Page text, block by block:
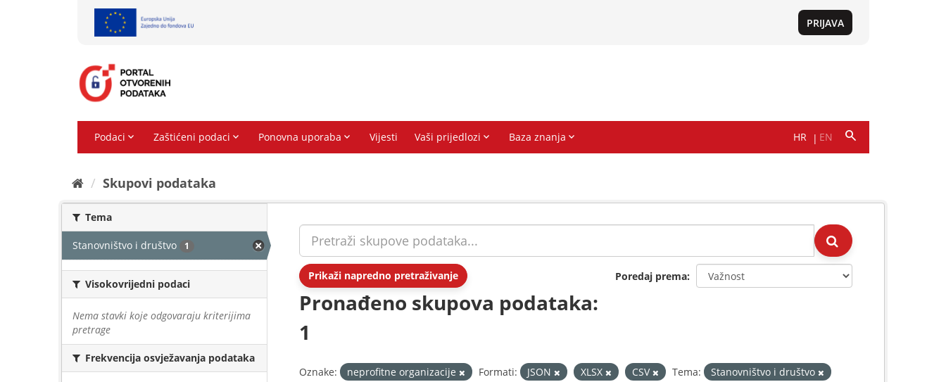
Skupovi podаtаkа
Tema
Stanovništvo i društvo 1
Visokovrijedni podaci
Nema stavki koje odgovaraju kriterijima
pretrage
Frekvencija osvježavanja podataka
Prikaži napredno pretraživanje Poredaj prema
Pronađeno skupova podataka:
1
Oznake: neprofitne organizacije Formati: JSON XLSX CSV Tema:
Stanovništvo i društvo